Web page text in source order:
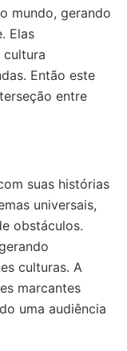
mundo, gerando
Elas
cultura
Então este
entre
suas histórias
universais,
obstáculos.
culturas. A
marcantes
uma audiência